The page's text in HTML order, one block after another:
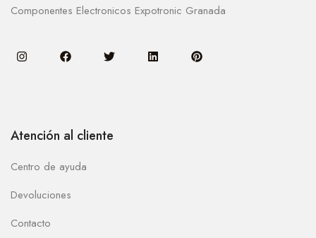
Componentes Electronicos Expotronic Granada
Atención al cliente
Centro de ayuda
Devoluciones
Contacto